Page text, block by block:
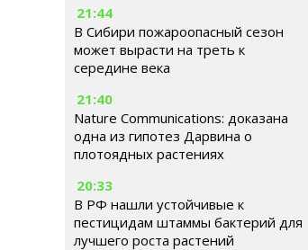
21:44
В Сибири пожароопасный сезон
может вырасти на треть к
середине века
21:40
Nature Communications: доказана
одна из гипотез Дарвина о
плотоядных растениях
20:33
В РФ нашли устойчивые к
пестицидам штаммы бактерий для
лучшего роста растений